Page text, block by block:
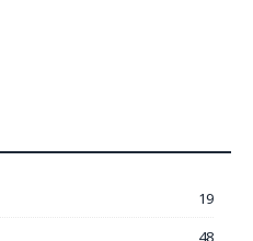
19
48